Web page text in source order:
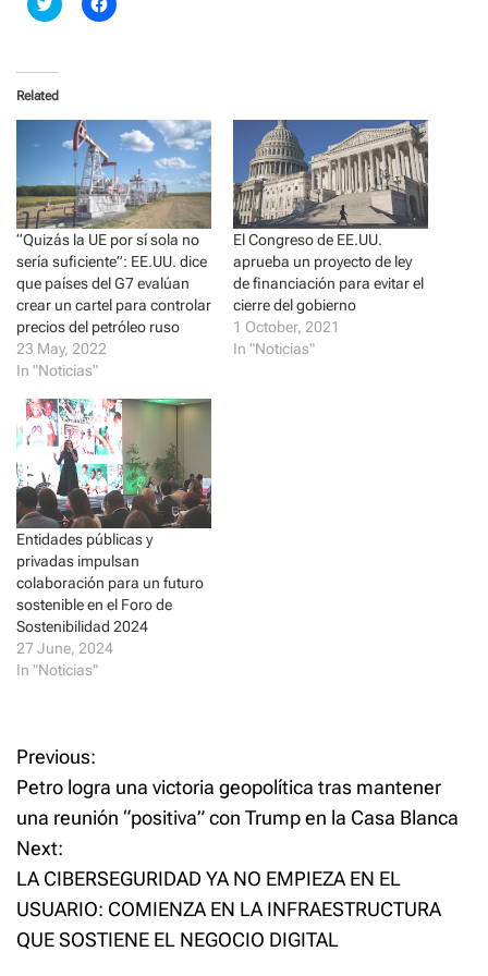
l
t
o
s
n
T
w
i
t
t
e
r
(
O
p
e
n
s
n
n
e
w
w
i
n
d
o
w
)
l
e
o
n
F
a
c
e
b
o
o
k
(
O
i
n
n
e
w
w
i
n
d
o
w
)
Related
“Quizás la UE por sí sola no
sería suficiente”: EE.UU. dice
que países del G7 evalúan
crear un cartel para controlar
precios del petróleo ruso
23 May, 2022
In "Noticias"
El Congreso de EE.UU.
aprueba un proyecto de ley
de financiación para evitar el
cierre del gobierno
1 October, 2021
In "Noticias"
Entidades públicas y
privadas impulsan
colaboración para un futuro
sostenible en el Foro de
Sostenibilidad 2024
27 June, 2024
In "Noticias"
P
o
s
t
n
Previous:
Petro logra una victoria geopolítica tras mantener
una reunión “positiva” con Trump en la Casa Blanca
Next:
LA CIBERSEGURIDAD YA NO EMPIEZA EN EL
USUARIO: COMIENZA EN LA INFRAESTRUCTURA
QUE SOSTIENE EL NEGOCIO DIGITAL